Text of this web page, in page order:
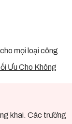
mọi loại công
Ưu Cho Không
khai. Các trường